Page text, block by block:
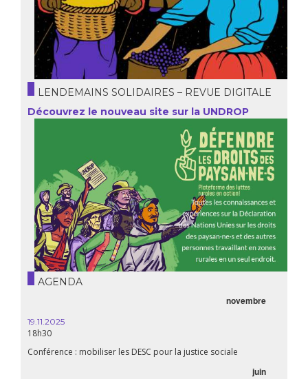
LENDEMAINS SOLIDAIRES – REVUE DIGITALE
Découvrez le nouveau site sur la UNDROP
AGENDA
novembre
19.11.2025
18h30
Conférence : mobiliser les DESC pour la justice sociale
juin